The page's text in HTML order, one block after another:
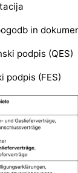
in
podpis (QES)
podpis (FES)